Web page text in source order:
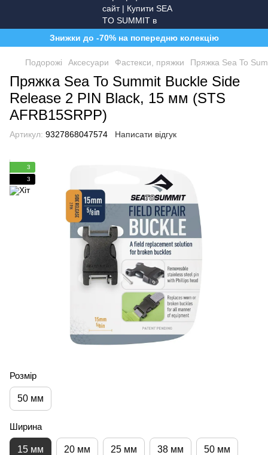
Знижки до -70% на попередню колекцію
Подорожі Аксесуари Фастекси, пряжки Пряжка Sea To
Пряжка Sea To Summit Buckle Side
Release 2 PIN Black, 15 мм (STS
AFRB15SRPP)
Артикул: 9327868047574 Написати відгук
3
3
Розмір
50 мм
Ширина
15 мм 20 мм 25 мм 38 мм 50 мм